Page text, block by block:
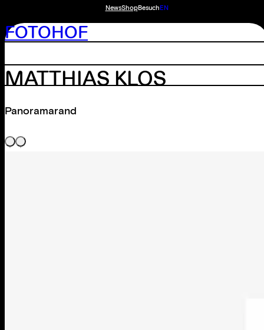
NewsShopBesuchEN
FOTOHOF
MATTHIAS KLOS
Panoramarand